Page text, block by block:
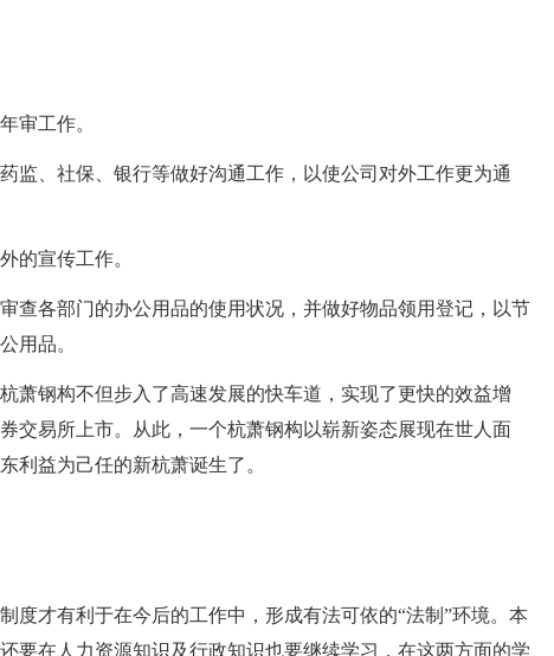
审工作。
监、社保、银行等做好沟通工作，以使公司对外工作更为通
的宣传工作。
查各部门的办公用品的使用状况，并做好物品领用登记，以节
用品。
萧钢构不但步入了高速发展的快车道，实现了更快的效益增
交易所上市。从此，一个杭萧钢构以崭新姿态展现在世人面
利益为己任的新杭萧诞生了。
度才有利于在今后的工作中，形成有法可依的“法制”环境。本
要在人力资源知识及行政知识也要继续学习，在这两方面的学